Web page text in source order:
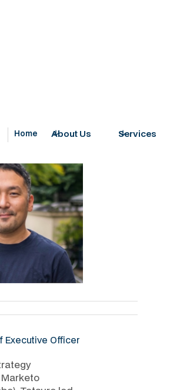
Home About Us Services
Executive Officer